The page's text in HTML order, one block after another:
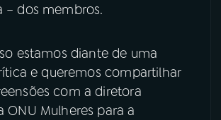
– dos membros.
estamos diante de uma
e queremos compartilhar
com a diretora
ONU Mulheres para a